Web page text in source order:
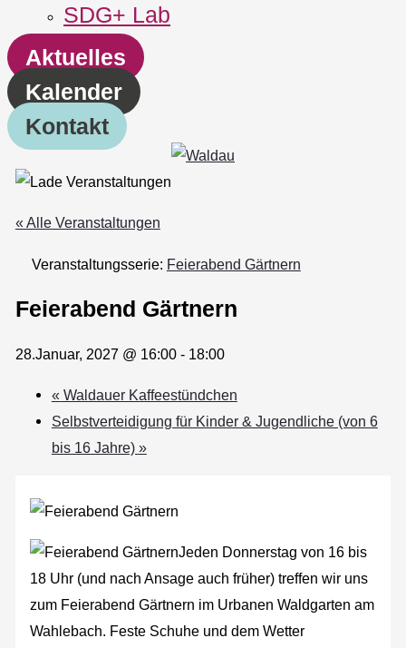
SDG+ Lab
Aktuelles
Kalender
Kontakt
« Alle Veranstaltungen
Veranstaltungsserie: Feierabend Gärtnern
Feierabend Gärtnern
28.Januar, 2027 @ 16:00- 18:00
« Waldauer Kaffeestündchen
Selbstverteidigung für Kinder & Jugendliche (von 6
bis 16 Jahre) »
Jeden Donnerstag von 16 bis
18 Uhr (und nach Ansage auch früher) treffen wir uns
zum Feierabend Gärtnern im Urbanen Waldgarten am
Wahlebach. Feste Schuhe und dem Wetter